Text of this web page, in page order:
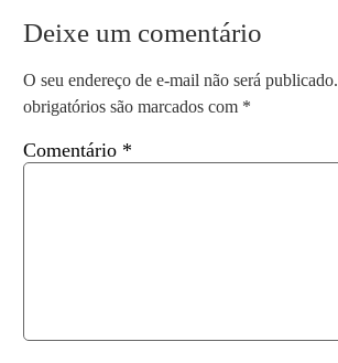
Deixe um comentário
O seu endereço de e-mail não será publicado.
obrigatórios são marcados com *
Comentário *